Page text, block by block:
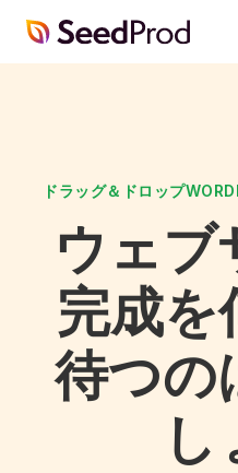
SeedProd
ドラッグ＆ドロップ
ウェブ
完成を
待つの
し